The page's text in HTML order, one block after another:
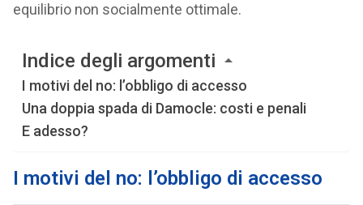
equilibrio non socialmente ottimale.
Indice degli argomenti
I motivi del no: l’obbligo di accesso
Una doppia spada di Damocle: costi e penali
E adesso?
I motivi del no: l’obbligo di accesso